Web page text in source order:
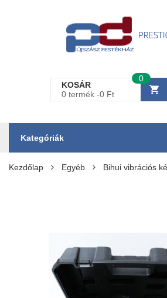
KOSÁR
0 termék -0 Ft
0
Kategóriák
Kezdőlap Egyéb Bihui vibrációs